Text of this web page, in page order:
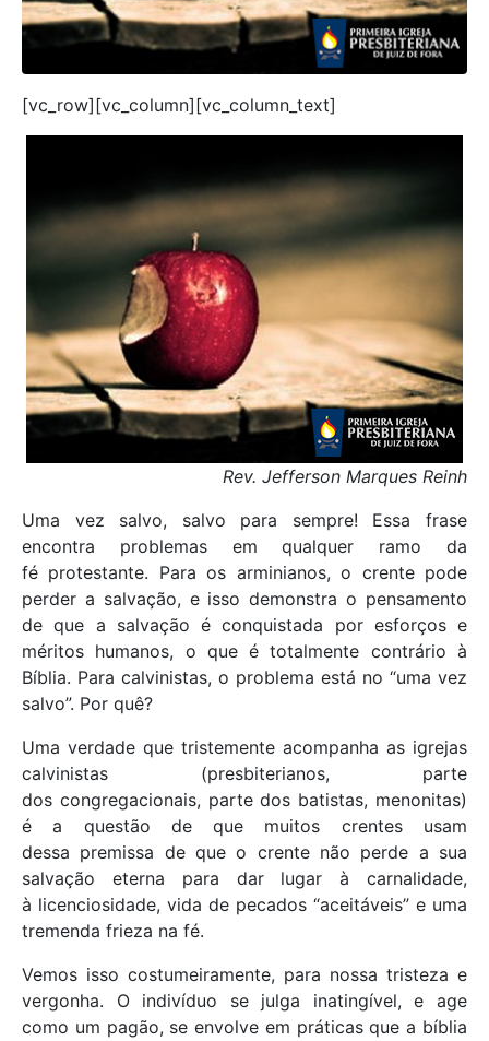
[vc_row][vc_column][vc_column_text]
Rev. Jefferson Marques Reinh
Uma vez salvo, salvo para sempre! Essa frase
encontra problemas em qualquer ramo da
fé protestante. Para os arminianos, o crente pode
perder a salvação, e isso demonstra o pensamento
de que a salvação é conquistada por esforços e
méritos humanos, o que é totalmente contrário à
Bíblia. Para calvinistas, o problema está no “uma vez
salvo”. Por quê?
Uma verdade que tristemente acompanha as igrejas
calvinistas (presbiterianos, parte
dos congregacionais, parte dos batistas, menonitas)
é a questão de que muitos crentes usam
dessa premissa de que o crente não perde a sua
salvação eterna para dar lugar à carnalidade,
à licenciosidade, vida de pecados “aceitáveis” e uma
tremenda frieza na fé.
Vemos isso costumeiramente, para nossa tristeza e
vergonha. O indivíduo se julga inatingível, e age
como um pagão, se envolve em práticas que a bíblia